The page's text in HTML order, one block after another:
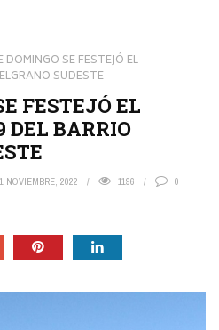
DOMINGO SE FESTEJÓ EL
SUDESTE
FESTEJÓ EL
DEL BARRIO
NOVIEMBRE, 2022 1196 0